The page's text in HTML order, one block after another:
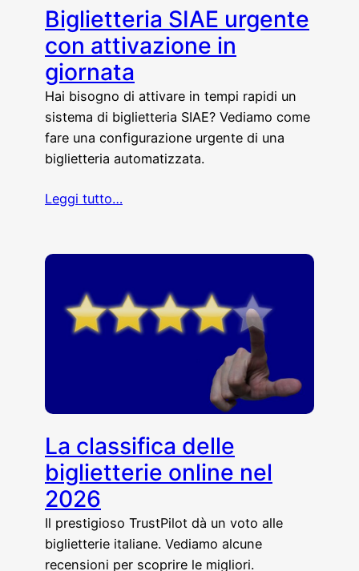
Biglietteria SIAE urgente
con attivazione in
giornata
Hai bisogno di attivare in tempi rapidi un
sistema di biglietteria SIAE? Vediamo come
fare una configurazione urgente di una
biglietteria automatizzata.
Leggi tutto…
La classifica delle
biglietterie online nel
2026
Il prestigioso TrustPilot dà un voto alle
biglietterie italiane. Vediamo alcune
recensioni per scoprire le migliori.